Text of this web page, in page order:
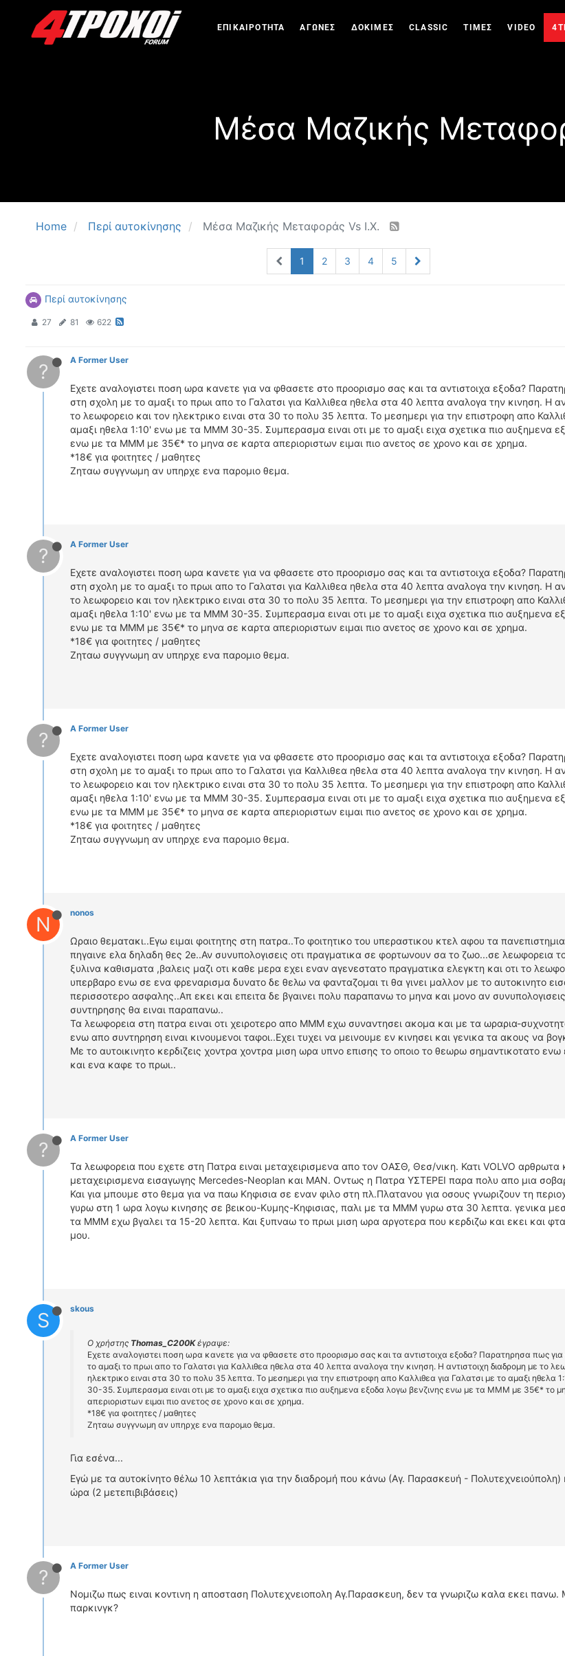
ΕΠΙΚΑΙΡΟΤΗΤΑ ΑΓΩΝΕΣ ΔΟΚΙΜΕΣ CLASSIC ΤΙΜΕΣ VIDEO
Μέσα Μαζικής
Home Περί αυτοκίνησης Μέσα Μαζικής Μεταφοράς Vs Ι.Χ.
1 2 3 4 5
Περί αυτοκίνησης
27 81 622
? A Former User
Εχετε αναλογιστει ποση ωρα κανετε για να φθασετε στο προορισμο σας και τα αντιστοιχα εξοδα?
στη σχολη με το αμαξι το πρωι απο το Γαλατσι για Καλλιθεα ηθελα στα 40 λεπτα αναλογα την κινηση. Η
το λεωφορειο και τον ηλεκτρικο ειναι στα 30 το πολυ 35 λεπτα. Το μεσημερι για την επιστροφη απο
αμαξι ηθελα 1:10' ενω με τα ΜΜΜ 30-35. Συμπερασμα ειναι οτι με το αμαξι ειχα σχετικα πιο αυξημενα
ενω με τα ΜΜΜ με 35€* το μηνα σε καρτα απεριοριστων ειμαι πιο ανετος σε χρονο και σε χρημα.
*18€ για φοιτητες / μαθητες
Ζηταω συγγνωμη αν υπηρχε ενα παρομιο θεμα.
? A Former User
Εχετε αναλογιστει ποση ωρα κανετε για να φθασετε στο προορισμο σας και τα αντιστοιχα εξοδα?
στη σχολη με το αμαξι το πρωι απο το Γαλατσι για Καλλιθεα ηθελα στα 40 λεπτα αναλογα την κινηση. Η
το λεωφορειο και τον ηλεκτρικο ειναι στα 30 το πολυ 35 λεπτα. Το μεσημερι για την επιστροφη απο
αμαξι ηθελα 1:10' ενω με τα ΜΜΜ 30-35. Συμπερασμα ειναι οτι με το αμαξι ειχα σχετικα πιο αυξημενα
ενω με τα ΜΜΜ με 35€* το μηνα σε καρτα απεριοριστων ειμαι πιο ανετος σε χρονο και σε χρημα.
*18€ για φοιτητες / μαθητες
Ζηταω συγγνωμη αν υπηρχε ενα παρομιο θεμα.
? A Former User
Εχετε αναλογιστει ποση ωρα κανετε για να φθασετε στο προορισμο σας και τα αντιστοιχα εξοδα?
στη σχολη με το αμαξι το πρωι απο το Γαλατσι για Καλλιθεα ηθελα στα 40 λεπτα αναλογα την κινηση. Η
το λεωφορειο και τον ηλεκτρικο ειναι στα 30 το πολυ 35 λεπτα. Το μεσημερι για την επιστροφη απο
αμαξι ηθελα 1:10' ενω με τα ΜΜΜ 30-35. Συμπερασμα ειναι οτι με το αμαξι ειχα σχετικα πιο αυξημενα
ενω με τα ΜΜΜ με 35€* το μηνα σε καρτα απεριοριστων ειμαι πιο ανετος σε χρονο και σε χρημα.
*18€ για φοιτητες / μαθητες
Ζηταω συγγνωμη αν υπηρχε ενα παρομιο θεμα.
N nonos
Ωραιο θεματακι..Εγω ειμαι φοιτητης στη πατρα..Το φοιτητικο του υπεραστικου κτελ αφου τα πανεπιστημια
πηγαινε ελα δηλαδη θες 2e..Αν συνυπολογισεις οτι πραγματικα σε φορτωνουν σα το ζωο...σε λεωφορεια
ξυλινα καθισματα ,βαλεις μαζι οτι καθε μερα εχει εναν αγενεστατο πραγματικα ελεγκτη και οτι το
υπερβαρο ενω σε ενα φρεναρισμα δυνατο δε θελω να φανταζομαι τι θα γινει μαλλον με το αυτοκινητο
περισσοτερο ασφαλης..Απ εκει και επειτα δε βγαινει πολυ παραπανω το μηνα και μονο αν
συντηρησης θα ειναι παραπανω..
Τα λεωφορεια στη πατρα ειναι οτι χειροτερο απο ΜΜΜ εχω συναντησει ακομα και με τα ωραρια-
ενω απο συντηρηση ειναι κινουμενοι ταφοι..Εχει τυχει να μεινουμε εν κινησει και γενικα τα ακους να
Με το αυτοικινητο κερδιζεις χοντρα χοντρα μιση ωρα υπνο επισης το οποιο το θεωρω σημαντικοτατο ενω
και ενα καφε το πρωι..
? A Former User
Τα λεωφορεια που εχετε στη Πατρα ειναι μεταχειρισμενα απο τον ΟΑΣΘ, Θεσ/νικη. Κατι VOLVO αρθρωτα
μεταχειρισμενα εισαγωγης Mercedes-Neoplan και MAN. Οντως η Πατρα ΥΣΤΕΡΕΙ παρα πολυ απο μια
Και για μπουμε στο θεμα για να παω Κηφισια σε εναν φιλο στη πλ.Πλατανου για οσους γνωριζουν τη
γυρω στη 1 ωρα λογω κινησης σε βεικου-Κυμης-Κηφισιας, παλι με τα ΜΜΜ γυρω στα 30 λεπτα. γενικα
τα ΜΜΜ εχω βγαλει τα 15-20 λεπτα. Και ξυπναω το πρωι μιση ωρα αργοτερα που κερδιζω και εκει και
μου.
S skous
Ο χρήστης Thomas_C200Kέγραψε:
Εχετε αναλογιστει ποση ωρα κανετε για να φθασετε στο προορισμο σας και τα αντιστοιχα εξοδα? Παρατηρησα πως
το αμαξι το πρωι απο το Γαλατσι για Καλλιθεα ηθελα στα 40 λεπτα αναλογα την κινηση. Η αντιστοιχη διαδρομη με το
ηλεκτρικο ειναι στα 30 το πολυ 35 λεπτα. Το μεσημερι για την επιστροφη απο Καλλιθεα για Γαλατσι με το αμαξι
30-35. Συμπερασμα ειναι οτι με το αμαξι ειχα σχετικα πιο αυξημενα εξοδα λογω βενζινης ενω με τα ΜΜΜ με 35€* το
απεριοριστων ειμαι πιο ανετος σε χρονο και σε χρημα.
*18€ για φοιτητες / μαθητες
Ζηταω συγγνωμη αν υπηρχε ενα παρομιο θεμα.
Για εσένα...
Εγώ με τα αυτοκίνητο θέλω 10 λεπτάκια για την διαδρομή που κάνω (Αγ. Παρασκευή -
ώρα (2 μετεπιβιβάσεις)
? A Former User
Νομιζω πως ειναι κοντινη η αποσταση Πολυτεχνειοπολη Αγ.Παρασκευη, δεν τα γνωριζω καλα εκει πανω.
παρκινγκ?